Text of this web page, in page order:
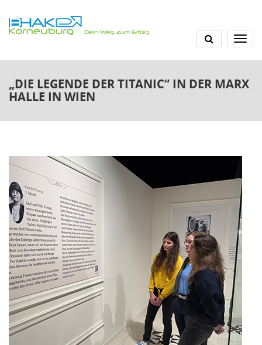
zum
Inhalt
„DIE LEGENDE DER TITANIC“ IN DER MARX
HALLE IN WIEN